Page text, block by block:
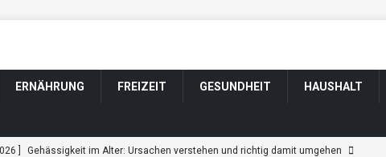
ERNÄHRUNG FREIZEIT GESUNDHEIT HAUSHALT
] Gehässigkeit im Alter: Ursachen verstehen und richtig damit umgehen